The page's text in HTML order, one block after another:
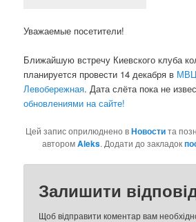
Уважаемые посетители!
Ближайшую встречу Киевского клуба
планируется провести 14 декабря в МВЦ
Левобережная. Дата слёта пока не
обновлениями на сайте!
Цей запис оприлюднено вНовостита
авторомAleks. Додати до закладок
Залишити
Щоб відправити коментар вам